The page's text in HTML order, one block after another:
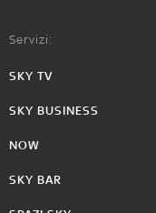
Servizi:
SKY TV
SKY BUSINESS
NOW
SKY BAR